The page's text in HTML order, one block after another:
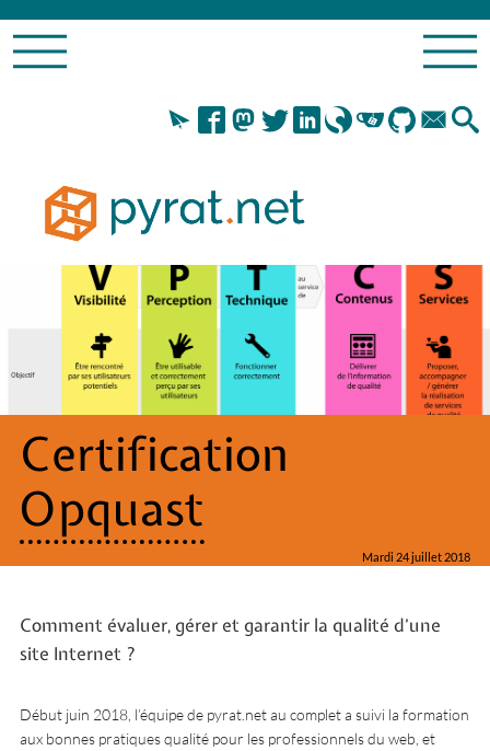
Certification
Opquast
Mardi 24 juillet 2018
Comment évaluer, gérer et garantir la qualité d’une
site Internet ?
Début juin 2018, l’équipe de pyrat.net au complet a suivi la formation
aux bonnes pratiques qualité pour les professionnels du web, et